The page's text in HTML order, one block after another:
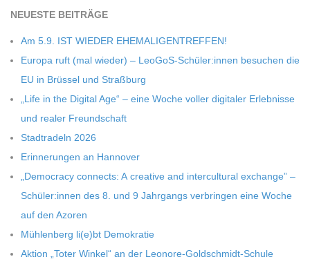
U
L
E
NEU­ESTE BEITRÄGE
Am 5.9. IST WIEDER EHEMALIGENTREFFEN!
Europa ruft (mal wie­der) – LeoGoS-Schüler:innen besu­chen die
EU in Brüs­sel und Straßburg
„Life in the Digi­tal Age“ – eine Woche vol­ler digi­ta­ler Erleb­nisse
und rea­ler Freundschaft
Stadt­ra­deln 2026
Erin­ne­run­gen an Hannover
„Demo­cracy con­nects: A crea­tive and inter­cul­tu­ral exch­ange” –
Schüler:innen des 8. und 9 Jahr­gangs ver­brin­gen eine Woche
auf den Azoren
Müh­len­berg li(e)bt Demokratie
Aktion „Toter Win­kel“ an der Leonore-Goldschmidt-Schule